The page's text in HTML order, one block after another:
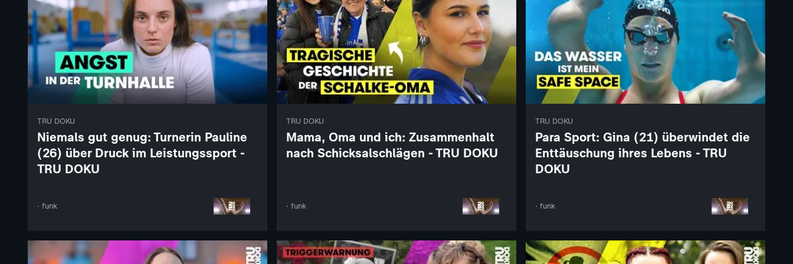
TRU DOKU
Niemals gut genug: Turnerin Pauline
(26) über Druck im Leistungssport -
TRU DOKU
· funk
TRU DOKU
Mama, Oma und ich: Zusammenhalt
nach Schicksalschlägen - TRU DOKU
· funk
TRU DOKU
Para Sport: Gina (21) überwindet die
Enttäuschung ihres Lebens - TRU
DOKU
· funk